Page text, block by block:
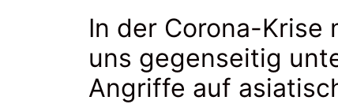
In der Corona-Krise
uns gegenseitig
Angriffe auf